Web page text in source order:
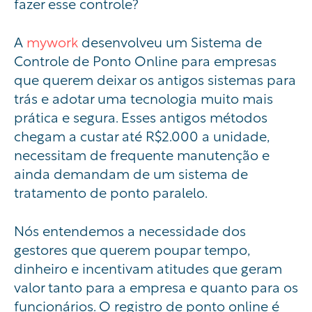
A mywork desenvolveu um Sistema de
Controle de Ponto Online para empresas
que querem deixar os antigos sistemas para
trás e adotar uma tecnologia muito mais
prática e segura. Esses antigos métodos
chegam a custar até R$2.000 a unidade,
necessitam de frequente manutenção e
ainda demandam de um sistema de
tratamento de ponto paralelo.
Nós entendemos a necessidade dos
gestores que querem poupar tempo,
dinheiro e incentivam atitudes que geram
valor tanto para a empresa e quanto para os
funcionários. O registro de ponto online é